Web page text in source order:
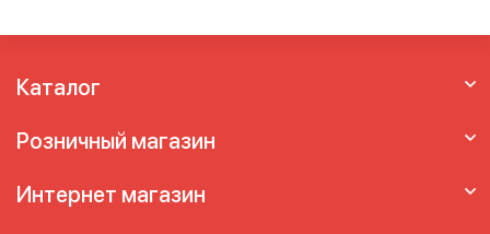
Бюстгальтер для кормления больших
большую грудь
Бюстгальтер для
больших размеров Бюстгальтер для
Каталог
Розничный магазин
Интернет магазин